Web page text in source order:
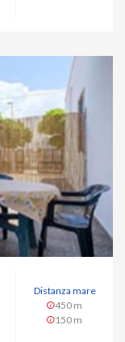
Distanza mare
450 m
150 m